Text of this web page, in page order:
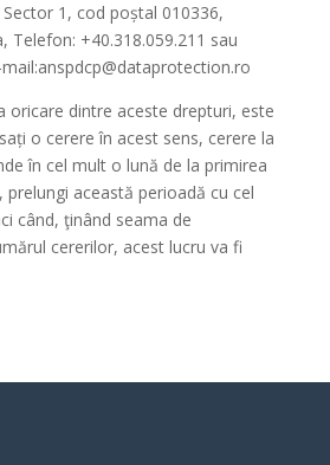
1, cod poștal 010336,
Telefon: +40.318.059.211 sau
mail:anspdcp@dataprotection.ro
oricare dintre aceste drepturi, este
o cerere în acest sens, cerere la
în cel mult o lună de la primirea
prelungi această perioadă cu cel
când, ţinând seama de
cererilor, acest lucru va fi